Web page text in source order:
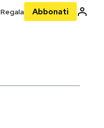
Regala Abbonati